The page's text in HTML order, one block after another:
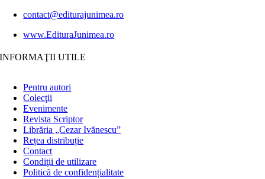
contact@editurajunimea.ro
www.EdituraJunimea.ro
INFORMAŢII UTILE
Pentru autori
Colecţii
Evenimente
Revista Scriptor
Librăria „Cezar Ivănescu”
Rețea distribuție
Contact
Condiţii de utilizare
Politică de confidențialitate